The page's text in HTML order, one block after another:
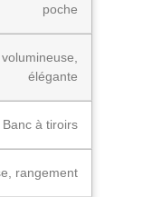
poche
élégante
Banc à tiroirs
rangement